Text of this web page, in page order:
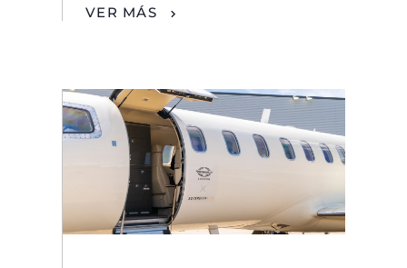
NOTICIAS
TU EXPERIENCIA
ELEVADA: SUNSEEKER
LONDON GROUP X